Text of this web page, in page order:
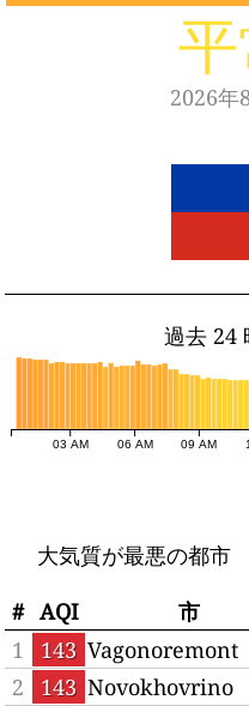
2026年
過去 24
03 AM 06 AM 09 AM
大気質が最悪の都市
# AQI
市
1
143 Vagonoremont
2
143 Novokhovrino